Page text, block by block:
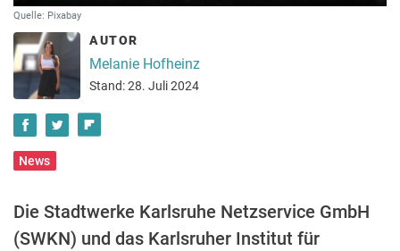
Quelle: Pixabay
AUTOR
Melanie Hofheinz
Stand: 28. Juli 2024
News
Die Stadtwerke Karlsruhe Netzservice GmbH
(SWKN) und das Karlsruher Institut für